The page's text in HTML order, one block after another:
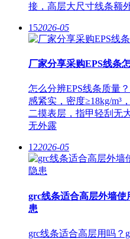
接，高层大尺寸线条额
152026-05
厂家分享采购EPS线条
怎么分辨EPS线条质量
感紧实，密度≥18kg/m³
二摸表层，指甲轻刮无
无外露
122026-05
grc线条适合高层外墙
患
grc线条适合高层用吗？